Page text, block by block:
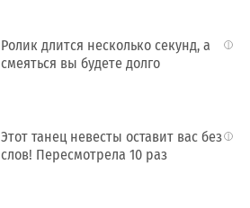
i
Ролик длится несколько секунд, а
смеяться вы будете долго
i
Этот танец невесты оставит вас без
слов! Пересмотрела 10 раз